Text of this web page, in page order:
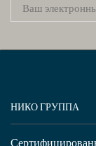
НИКО ГРУППА